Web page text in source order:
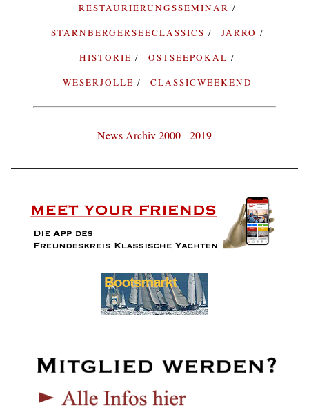
RESTAURIERUNGSSEMINAR
STARNBERGERSEECLASSICS
JARRO
HISTORIE
OSTSEEPOKAL
WESERJOLLE
CLASSICWEEKEND
News Archiv 2000 - 2019